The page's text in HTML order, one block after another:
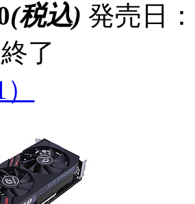
(税込) 発売日
了